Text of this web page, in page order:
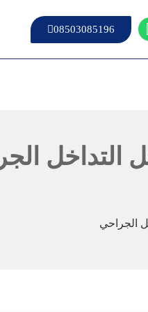
08503085196
التداخل
الجراحي